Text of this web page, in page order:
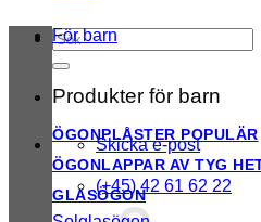
Sök
efter:
Skicka e-post
(+45) 42 61 62 22
För barn
Produkter för barn
ÖGONPLÅSTER
ÖGONLAPPAR AV TYG
GLASÖGON